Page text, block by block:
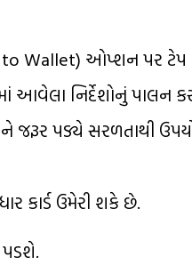
to Wallet) ઓપ્શન
નિર્દેશોનું પાલન
જરૂર પડ્યે સરળતાથી
કાર્ડ ઉમેરી શકે છે.